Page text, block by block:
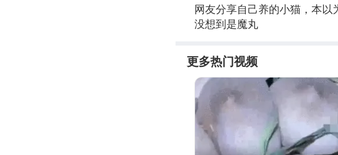
网友分享自己养的小猫，本以
没想到是魔丸
更多热门视频